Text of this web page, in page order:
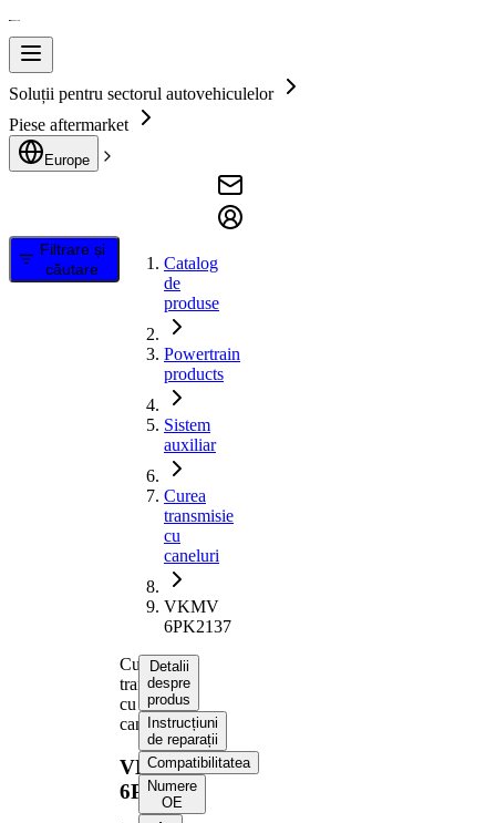
Soluții pentru sectorul autovehiculelor
Piese aftermarket
Europe
Filtrare și
căutare
Catalog
de
produse
Powertrain
products
Sistem
auxiliar
Curea
transmisie
cu
caneluri
VKMV
6PK2137
Curea
transmisie
cu
caneluri
VKMV
6PK2137
Detalii
despre
produs
Instrucțiuni
de reparații
Compatibilitatea
Numere
OE